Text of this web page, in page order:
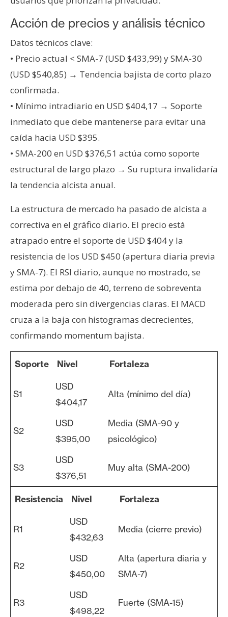
Acción de precios y análisis técnico
Datos técnicos clave:
• Precio actual < SMA-7 (USD $433,99) y SMA-30
(USD $540,85) → Tendencia bajista de corto plazo
confirmada.
• Mínimo intradiario en USD $404,17 → Soporte
inmediato que debe mantenerse para evitar una
caída hacia USD $395.
• SMA-200 en USD $376,51 actúa como soporte
estructural de largo plazo → Su ruptura invalidaría
la tendencia alcista anual.
La estructura de mercado ha pasado de alcista a
correctiva en el gráfico diario. El precio está
atrapado entre el soporte de USD $404 y la
resistencia de los USD $450 (apertura diaria previa
y SMA-7). El RSI diario, aunque no mostrado, se
estima por debajo de 40, terreno de sobreventa
moderada pero sin divergencias claras. El MACD
cruza a la baja con histogramas decrecientes,
confirmando momentum bajista.
Soporte Nivel Fortaleza
S1
USD
$404,17
Alta (mínimo del día)
S2
USD
$395,00
Media (SMA-90 y
psicológico)
S3
USD
$376,51
Muy alta (SMA-200)
Resistencia Nivel Fortaleza
R1
USD
$432,63
Media (cierre previo)
R2
USD
$450,00
Alta (apertura diaria y
SMA-7)
R3
USD
$498,22
Fuerte (SMA-15)